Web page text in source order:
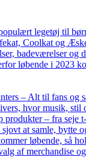
legetøj til
Coolkat og
badeværelser og
løbende i 2023
– Alt til fans og
hvor musik,
– fra seje
at samle, bytte
løbende, så
af merchandise